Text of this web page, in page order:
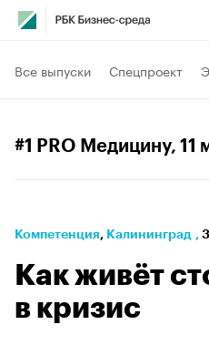
Все выпуски Спецпроект
#1 PRO Медицину, 11
Компетенция⁠, Калининград ,
Как живёт
в кризис